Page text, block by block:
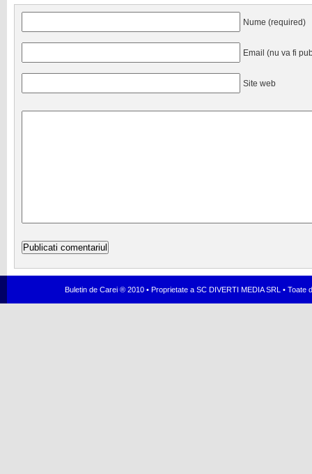
Nume (required)
Email (nu va fi
Site web
Buletin de Carei ® 2010 • Proprietate a SC DIVERTI MEDIA SRL •